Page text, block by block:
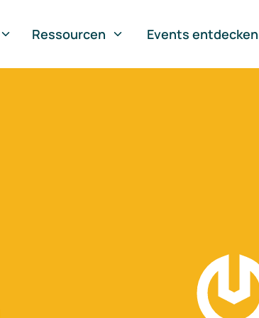
Ressourcen Events entdecken